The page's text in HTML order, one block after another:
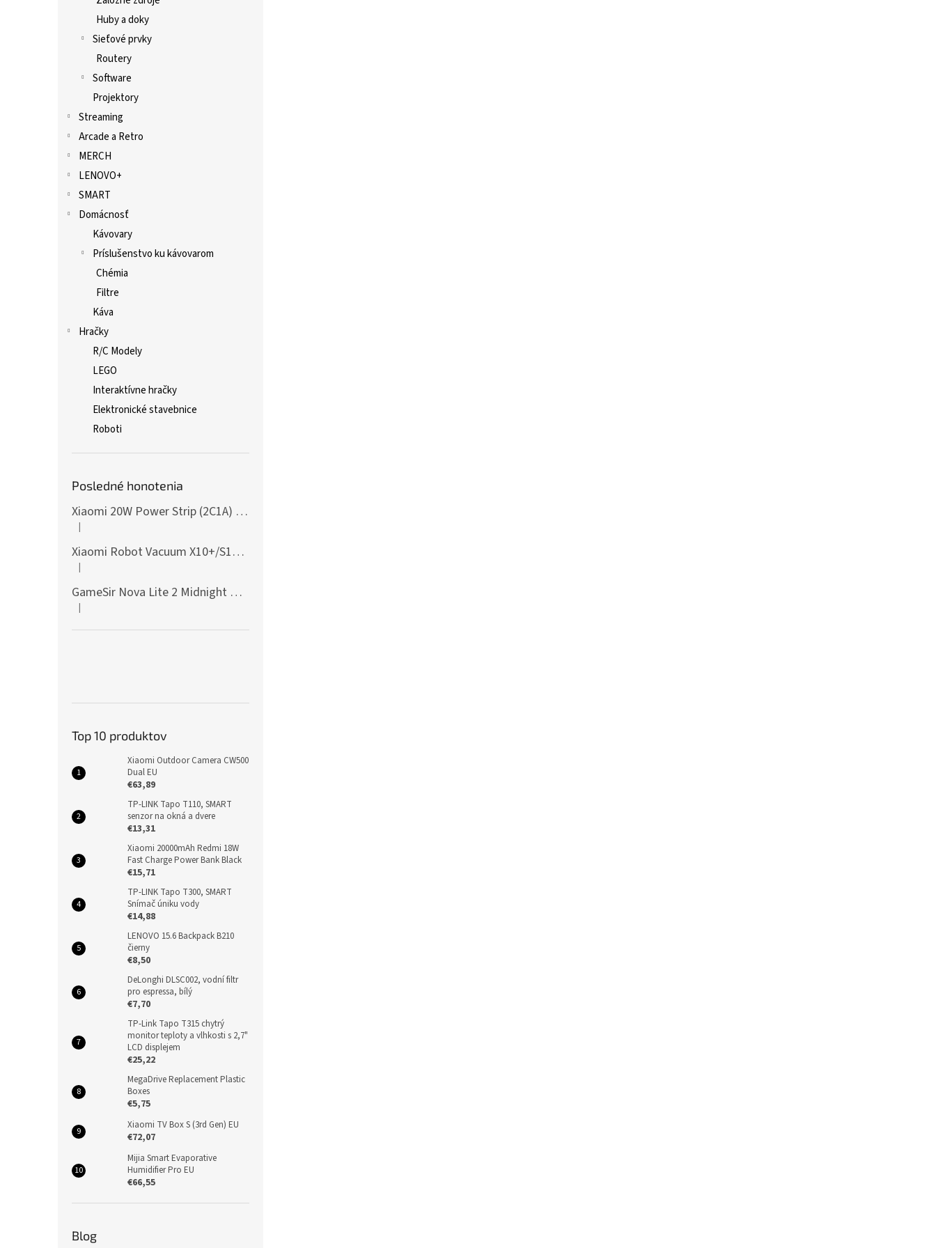
Huby a doky
Sieťové prvky
Routery
Software
Projektory
Streaming
Arcade a Retro
MERCH
LENOVO+
SMART
Domácnosť
Kávovary
Príslušenstvo ku kávovarom
Chémia
Filtre
Káva
Hračky
R/C Modely
LEGO
Interaktívne hračky
Elektronické stavebnice
Roboti
Posledné honotenia
Xiaomi 20W Power Strip (2C1A) EU
Hodnotenie produktu je 5 z 5 hviezdičiek.
|
Xiaomi Robot Vacuum X10+/S10+/X10/X20+ Side Brush
Hodnotenie produktu je 5 z 5 hviezdičiek.
|
GameSir Nova Lite 2 Midnight Gray
Hodnotenie produktu je 5 z 5 hviezdičiek.
|
Top 10 produktov
Xiaomi Outdoor Camera CW500
Dual EU
€63,89
TP-LINK Tapo T110, SMART
senzor na okná a dvere
€13,31
Xiaomi 20000mAh Redmi 18W
Fast Charge Power Bank Black
€15,71
TP-LINK Tapo T300, SMART
Snímač úniku vody
€14,88
LENOVO 15.6 Backpack B210
čierny
€8,50
DeLonghi DLSC002, vodní filtr
pro espressa, bílý
€7,70
TP-Link Tapo T315 chytrý
monitor teploty a vlhkosti s 2,7"
LCD displejem
€25,22
MegaDrive Replacement Plastic
Boxes
€5,75
Xiaomi TV Box S (3rd Gen) EU
€72,07
Mijia Smart Evaporative
Humidifier Pro EU
€66,55
Blog